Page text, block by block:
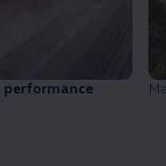
performance